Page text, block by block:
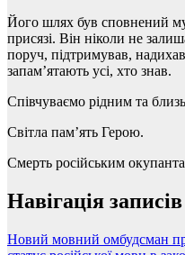
Його шлях був сповнений
присязі. Він ніколи не
поруч, підтримував,
запам’ятають усі, хто знав.
Співчуваємо рідним та
Світла пам’ять Герою.
Смерть російським
Навігація записів
Новий мовний омбудсман